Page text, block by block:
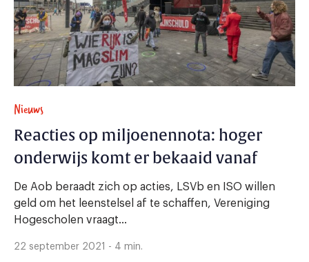
Nieuws
Reacties op miljoenennota: hoger
onderwijs komt er bekaaid vanaf
De Aob beraadt zich op acties, LSVb en ISO willen
geld om het leenstelsel af te schaffen, Vereniging
Hogescholen vraagt...
22 september 2021 - 4 min.